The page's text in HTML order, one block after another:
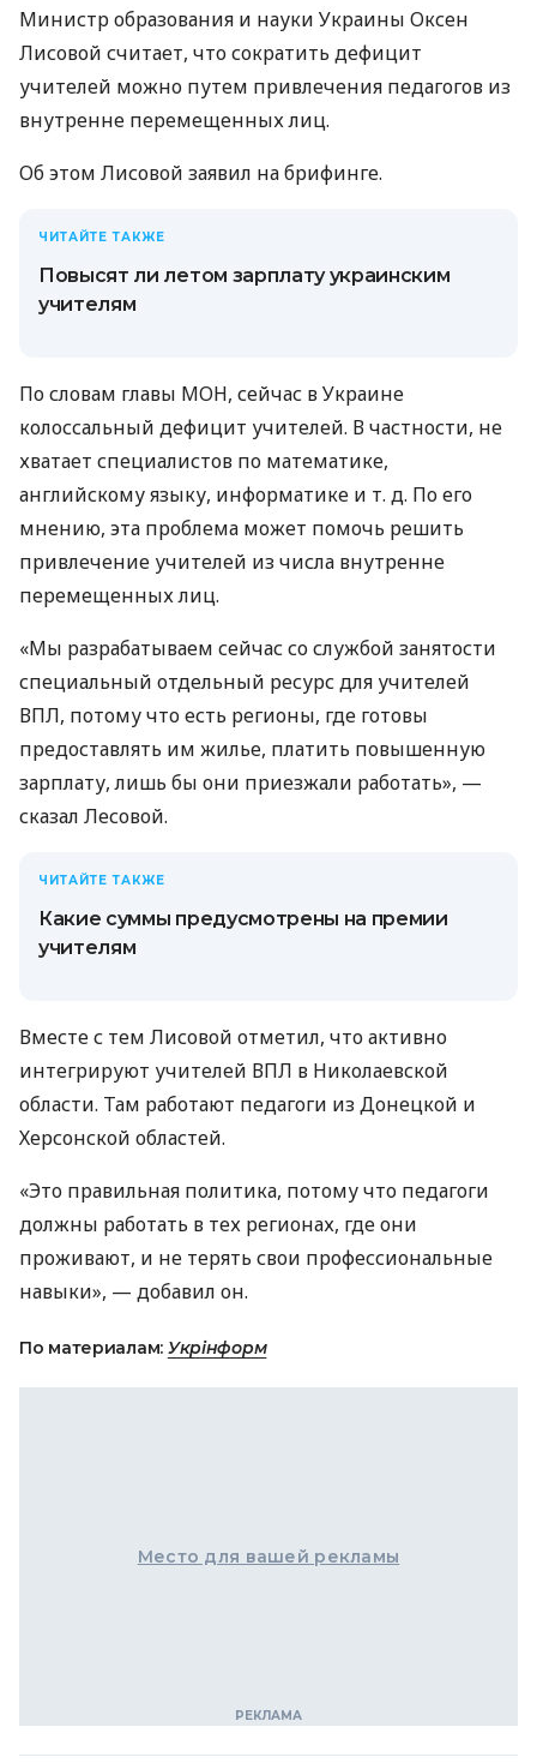
Министр образования и науки Украины Оксен
Лисовой считает, что сократить дефицит
учителей можно путем привлечения педагогов из
внутренне перемещенных лиц.
Об этом Лисовой заявил на брифинге.
ЧИТАЙТЕ ТАКЖЕ
Повысят ли летом зарплату украинским
учителям
По словам главы МОН, сейчас в Украине
колоссальный дефицит учителей. В частности, не
хватает специалистов по математике,
английскому языку, информатике и т. д. По его
мнению, эта проблема может помочь решить
привлечение учителей из числа внутренне
перемещенных лиц.
«Мы разрабатываем сейчас со службой занятости
специальный отдельный ресурс для учителей
ВПЛ, потому что есть регионы, где готовы
предоставлять им жилье, платить повышенную
зарплату, лишь бы они приезжали работать», —
сказал Лесовой.
ЧИТАЙТЕ ТАКЖЕ
Какие суммы предусмотрены на премии
учителям
Вместе с тем Лисовой отметил, что активно
интегрируют учителей ВПЛ в Николаевской
области. Там работают педагоги из Донецкой и
Херсонской областей.
«Это правильная политика, потому что педагоги
должны работать в тех регионах, где они
проживают, и не терять свои профессиональные
навыки», — добавил он.
По материалам: Укрінформ
Место для вашей рекламы